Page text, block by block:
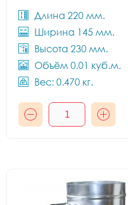
Длина 220 мм.
Ширина 145 мм.
Высота 230 мм.
Объём 0.01 куб.м.
Вес: 0.470 кг.